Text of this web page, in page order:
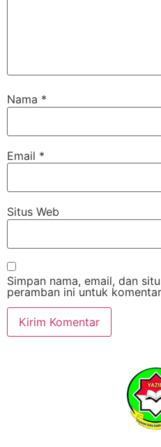
Nama *
Email *
Situs Web
Simpan nama, email, dan
peramban ini untuk